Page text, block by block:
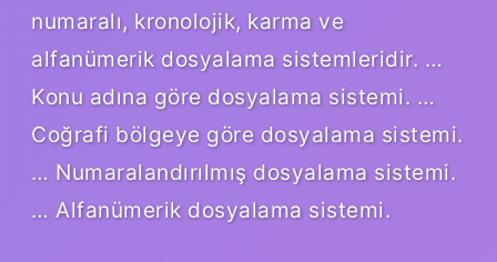
numaralı, kronolojik, karma ve
alfanümerik dosyalama sistemleridir. …
Konu adına göre dosyalama sistemi. …
Coğrafi bölgeye göre dosyalama sistemi.
… Numaralandırılmış dosyalama sistemi.
… Alfanümerik dosyalama sistemi.